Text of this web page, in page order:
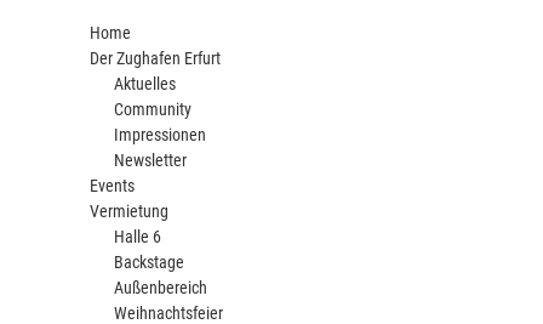
Home
Der Zughafen Erfurt
Aktuelles
Community
Impressionen
Newsletter
Events
Vermietung
Halle 6
Backstage
Außenbereich
Weihnachtsfeier